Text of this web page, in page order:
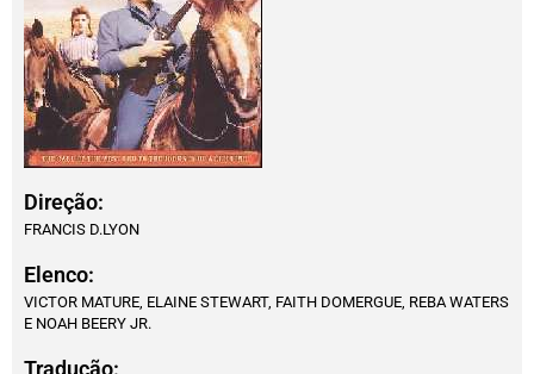
Direção:
FRANCIS D.LYON
Elenco:
VICTOR MATURE, ELAINE STEWART, FAITH DOMERGUE, REBA WATERS
E NOAH BEERY JR.
Tradução: